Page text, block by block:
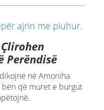
Perëndisë
në Amoniha
që muret e burgut